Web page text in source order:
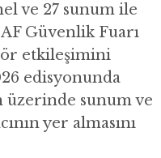
ve 27 sunum ile
Güvenlik Fuarı
etkileşimini
edisyonunda
üzerinde sunum ve
yer almasını